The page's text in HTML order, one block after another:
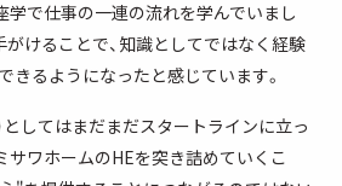
学で仕事の一連の流れを学んでいまし
がけることで、知識としてではなく経験
きるようになったと感じています。
としてはまだまだスタートラインに立っ
サワホームのHEを突き詰めていくこ